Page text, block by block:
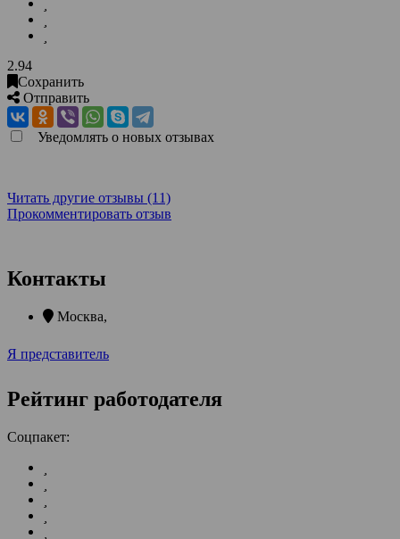
2.94
Сохранить
Отправить
Уведомлять о новых отзывах
Читать другие отзывы (11)
Прокомментировать отзыв
Контакты
Москва,
Я представитель
Рейтинг работодателя
Соцпакет: